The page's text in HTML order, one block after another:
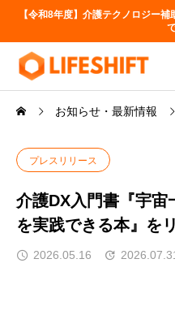
【令和8年度】介護テクノロジー
お知らせ・最新情報
プレスリリース
介護DX入門書『宇宙
を実践できる本』を
2026.05.16